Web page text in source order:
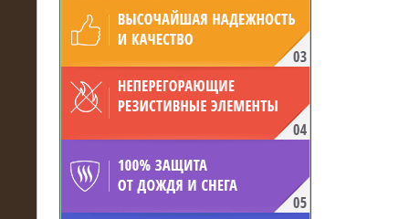
15.04.2017
Нагрузочный комплекс 16 МВт с